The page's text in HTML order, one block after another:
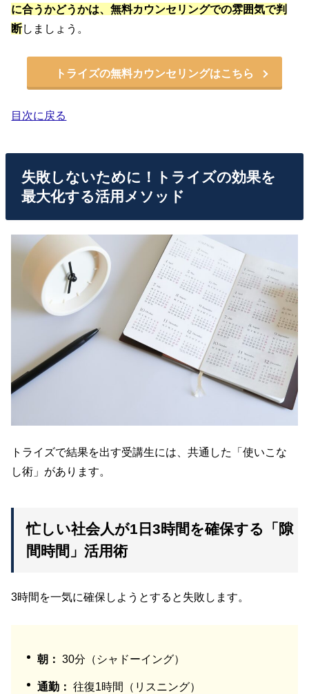
に合うかどうかは、無料カウンセリングでの雰囲気で判
断しましょう。
トライズの無料カウンセリングはこちら
目次に戻る
失敗しないために！トライズの効果を
最大化する活用メソッド
トライズで結果を出す受講生には、共通した「使いこな
し術」があります。
忙しい社会人が1日3時間を確保する「隙
間時間」活用術
3時間を一気に確保しようとすると失敗します。
朝： 30分（シャドーイング）
通勤： 往復1時間（リスニング）